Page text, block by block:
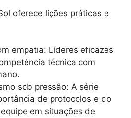
oferece lições práticas e
empatia: Líderes eficazes
técnica com
sob pressão: A série
de protocolos e do
em situações de